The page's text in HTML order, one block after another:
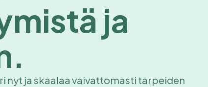
ja
nyt ja skaalaa vaivattomasti tarpeiden